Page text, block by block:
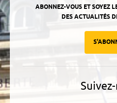
ABONNEZ-VOUS ET SOYEZ
DES ACTUALITÉS